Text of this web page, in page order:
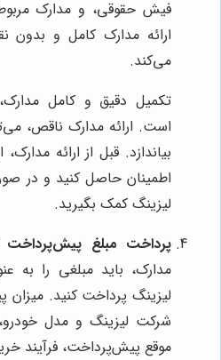
فیش حقوقی، و مدارک
ارائه مدارک کامل و بدون
می‌کند.
تکمیل دقیق و کامل مدارک،
است. ارائه مدارک ناقص،
بیاندازد. قبل از ارائه
اطمینان حاصل کنید و در
لیزینگ کمک بگیرید.
پرداخت مبلغ
مدارک، باید مبلغی را به
لیزینگ پرداخت کنید.
شرکت لیزینگ و مدل
موقع پیش‌پرداخت، فرآیند